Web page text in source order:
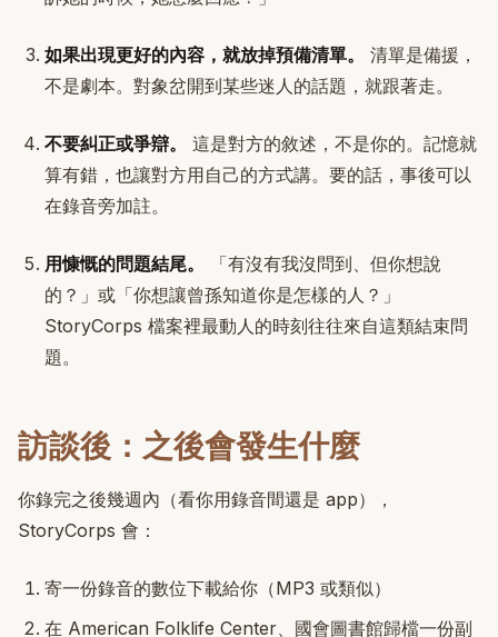
如果出現更好的內容，就放掉預備清單。
清單是備援，
不是劇本。對象岔開到某些迷人的話題，就跟著走。
不要糾正或爭辯。
這是對方的敘述，不是你的。記憶就
算有錯，也讓對方用自己的方式講。要的話，事後可以
在錄音旁加註。
用慷慨的問題結尾。
「有沒有我沒問到、但你想說
的？」或「你想讓曾孫知道你是怎樣的人？」
StoryCorps 檔案裡最動人的時刻往往來自這類結束問
題。
訪談後：之後會發生什麼
你錄完之後幾週內（看你用錄音間還是 app），
StoryCorps 會：
寄一份錄音的數位下載給你（MP3 或類似）
在 American Folklife Center、國會圖書館歸檔一份副